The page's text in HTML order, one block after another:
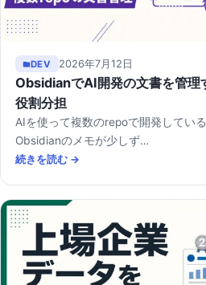
DEV 2026年7月12日
ObsidianでAI開発の文書を管理
役割分担
AIを使って複数のrepoで開発してい
Obsidianのメモが少しず…
続きを読む →